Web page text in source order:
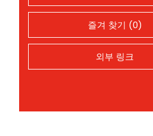
즐겨 찾기 (0)
외부 링크